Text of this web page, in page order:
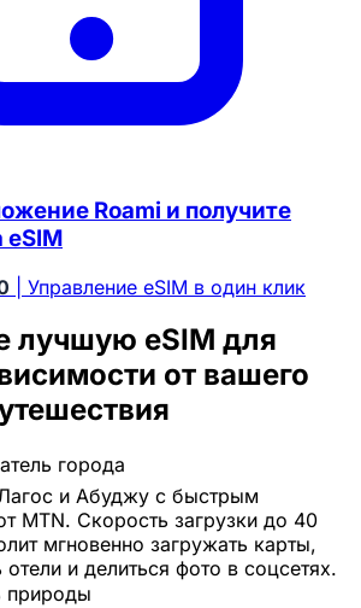
Roami и получите
eSIM
| Управление eSIM в один клик
лучшую eSIM для
от вашего
города
и Абуджу с быстрым
MTN. Скорость загрузки до 40
мгновенно загружать карты,
и делиться фото в соцсетях.